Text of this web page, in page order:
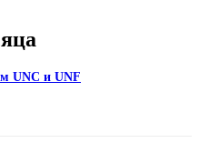
UNC и UNF